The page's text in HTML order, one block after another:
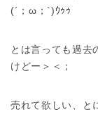
(´；ω；`)ｳｩｩ
とは言っても過去
けどー＞＜；
売れて欲しい、と